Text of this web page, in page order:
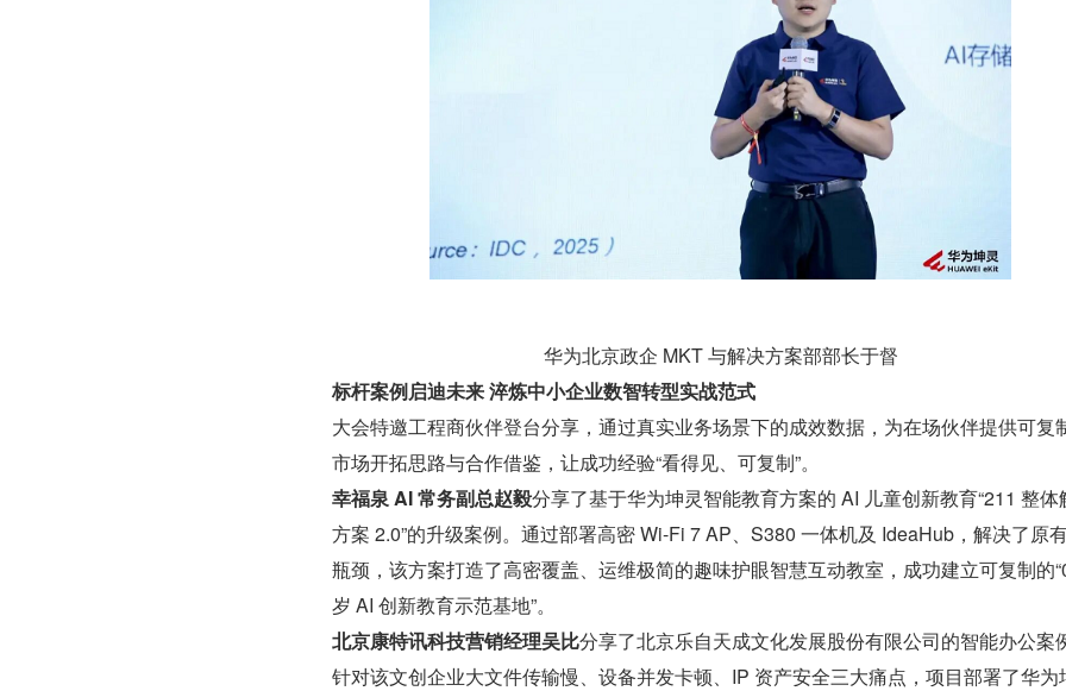
华为北京政企 MKT 与解决方案部部长于督
标杆案例启迪未来 淬炼中小企业数智转型实战范式
大会特邀工程商伙伴登台分享，通过真实业务场景下的成效数据，为在场伙伴提供可复
市场开拓思路与合作借鉴，让成功经验“看得见、可复制”。
幸福泉 AI 常务副总赵毅分享了基于华为坤灵智能教育方案的 AI 儿童创新教育“211 整体
方案 2.0”的升级案例。通过部署高密 Wi-Fi 7 AP、S380 一体机及 IdeaHub，解决了原
瓶颈，该方案打造了高密覆盖、运维极简的趣味护眼智慧互动教室，成功建立可复制的
岁 AI 创新教育示范基地”。
北京康特讯科技营销经理吴比分享了北京乐自天成文化发展股份有限公司的智能办公案
针对该文创企业大文件传输慢、设备并发卡顿、IP 资产安全三大痛点，项目部署了华为